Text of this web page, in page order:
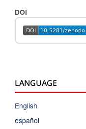
DOI
LANGUAGE
English
español